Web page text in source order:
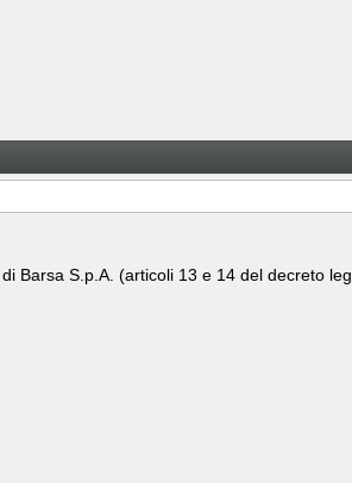
Barsa S.p.A. (articoli 13 e 14 del decreto